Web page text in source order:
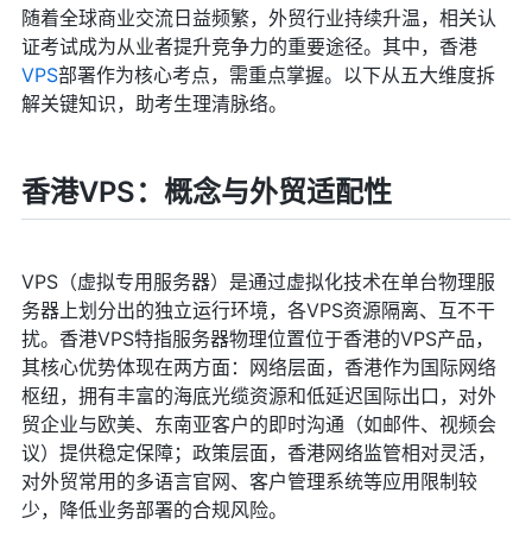
随着全球商业交流日益频繁，外贸行业持续升温，相关认
证考试成为从业者提升竞争力的重要途径。其中，香港
VPS部署作为核心考点，需重点掌握。以下从五大维度拆
解关键知识，助考生理清脉络。
香港VPS：概念与外贸适配性
VPS（虚拟专用服务器）是通过虚拟化技术在单台物理服
务器上划分出的独立运行环境，各VPS资源隔离、互不干
扰。香港VPS特指服务器物理位置位于香港的VPS产品，
其核心优势体现在两方面：网络层面，香港作为国际网络
枢纽，拥有丰富的海底光缆资源和低延迟国际出口，对外
贸企业与欧美、东南亚客户的即时沟通（如邮件、视频会
议）提供稳定保障；政策层面，香港网络监管相对灵活，
对外贸常用的多语言官网、客户管理系统等应用限制较
少，降低业务部署的合规风险。